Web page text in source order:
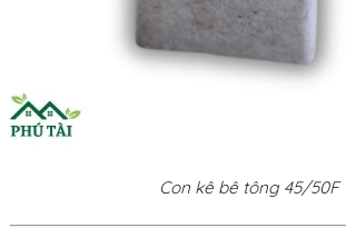
Con kê bê tông 45/50F